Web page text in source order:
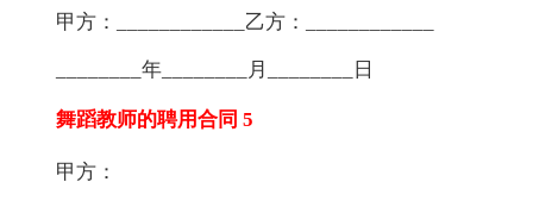
甲方：____________乙方：____________
________年________月________日
舞蹈教师的聘用合同 5
甲方：